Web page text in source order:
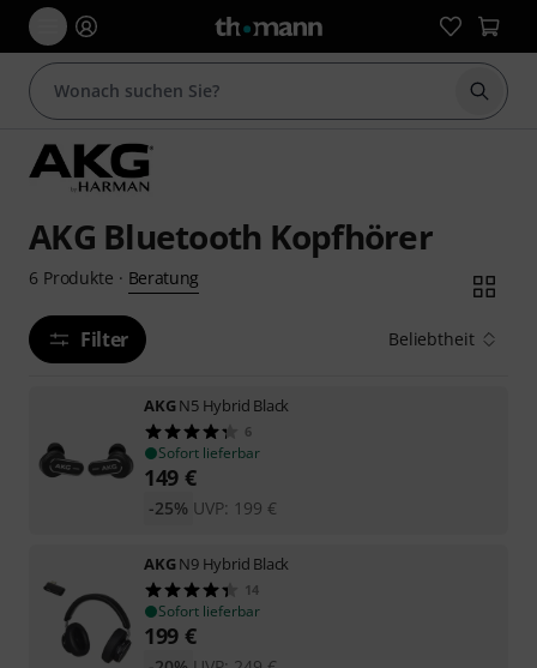
Suche
AKG Bluetooth Kopfhörer
6 Produkte · Beratung
Filter Beliebtheit
AKGN5 Hybrid Black
6
Sofort lieferbar
149 €
UVP: 199 €
-25%
AKGN9 Hybrid Black
14
Sofort lieferbar
199 €